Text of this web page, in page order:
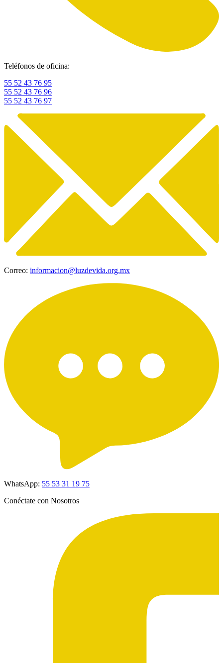
Teléfonos de oficina:
55 52 43 76 95
55 52 43 76 96
55 52 43 76 97
Correo: informacion@luzdevida.org.mx
WhatsApp: 55 53 31 19 75
Conéctate con Nosotros